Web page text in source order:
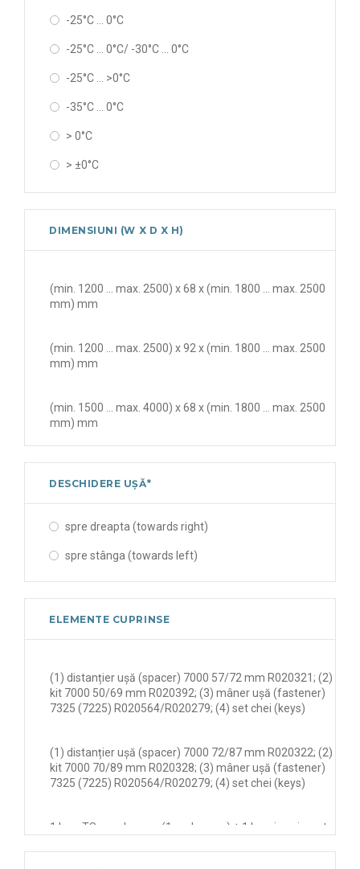
-25°C ... 0°C
-25°C ... 0°C/ -30°C ... 0°C
-25°C ... >0°C
-35°C ... 0°C
> 0°C
> ±0°C
±0°C ... +20°C
≥ 0°C
DIMENSIUNI (W X D X H)
(min. 1200 ... max. 2500) x 68 x (min. 1800 ... max. 2500
mm) mm
(min. 1200 ... max. 2500) x 92 x (min. 1800 ... max. 2500
mm) mm
(min. 1500 ... max. 4000) x 68 x (min. 1800 ... max. 2500
mm) mm
(min. 800 ... max. 1500) x 120 x (min. 1800 ... max. 2500
mm) mm
(min. 800 ... max. 2000) x 68 x (min. 1800 ... max. 2500
(min. 800 ... max. 2000) x 92 x (min. 1800 ... max. 2500
mm) mm
... x 80 x 100 mm
1000 x 68 x 2000 mm
1000 x 68 x 2200 mm
1000 x 92 x 2000 mm
1200 x 92 x 2200 mm
DESCHIDERE UȘĂ*
spre dreapta (towards right)
spre stânga (towards left)
ELEMENTE CUPRINSE
(1) distanțier ușă (spacer) 7000 57/72 mm R020321; (2)
kit 7000 50/69 mm R020392; (3) mâner ușă (fastener)
7325 (7225) R020564/R020279; (4) set chei (keys)
(1) distanțier ușă (spacer) 7000 72/87 mm R020322; (2)
kit 7000 70/89 mm R020328; (3) mâner ușă (fastener)
7325 (7225) R020564/R020279; (4) set chei (keys)
1 buc. TSense Logger (1 pc. Logger) + 1 buc. imprimanta